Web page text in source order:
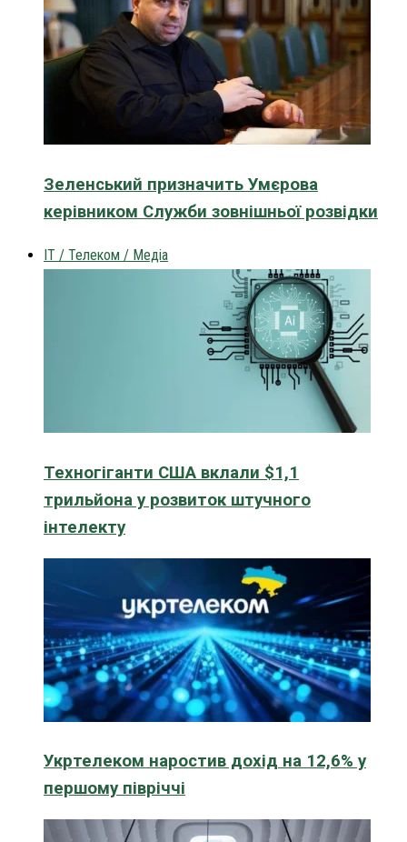
Зеленський призначить Умєрова
керівником Служби зовнішньої розвідки
IT / Телеком / Медіа
Техногіганти США вклали $1,1
трильйона у розвиток штучного
інтелекту
Укртелеком наростив дохід на 12,6% у
першому півріччі